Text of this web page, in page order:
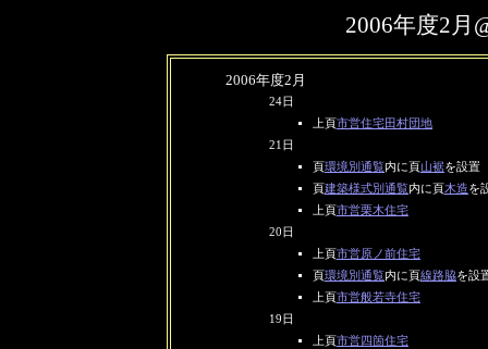
2006年度2月
2006年度2月
24日
上頁市営住宅田村団地
21日
頁環境別通覧内に頁山裾を設置
頁建築様式別通覧内に頁木造を
上頁市営栗木住宅
20日
上頁市営原ノ前住宅
頁環境別通覧内に頁線路脇を設
上頁市営般若寺住宅
19日
上頁市営四箇住宅